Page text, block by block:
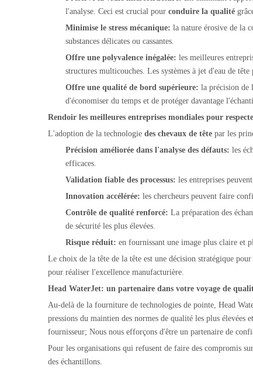
l'analyse. Ceci est crucial pour conduire la qualité
Minimise le stress mécanique: la nature érosive de la
substances délicates ou cassantes.
Offre une polyvalence inégalée: les meilleures
structures multicouches. Les systèmes à jet d'eau de
Offre une qualité de bord supérieure: la précision de
d'économiser du temps et de protéger davantage
Rendoir les meilleures entreprises mondiales pour
L'adoption de la technologie des chevaux de tête par les
Précision améliorée dans l'analyse des défauts: les
efficaces.
Validation fiable des processus: les entreprises
Innovation accélérée: les chercheurs peuvent faire
Contrôle de qualité renforcé: La préparation des
de sécurité les plus élevées.
Risque réduit: en fournissant une image plus claire et
Le choix de la tête de la tête est une décision stratégique
pour réaliser l'excellence manufacturière.
Head WaterJet: un partenaire dans votre voyage de
Au-delà de la fourniture de technologies de pointe, Head
pressions du maintien des normes de qualité les plus
fournisseur; Nous nous efforçons d'être un partenaire de
Pour les organisations qui refusent de faire des compromis
des échantillons.